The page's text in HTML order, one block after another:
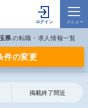
県 の転職・求人情報一覧
件の変更
掲載終了間近